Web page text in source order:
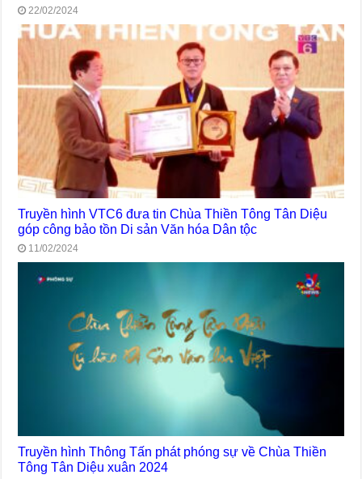
22/02/2024
Truyền hình VTC6 đưa tin Chùa Thiền Tông Tân Diệu
góp công bảo tồn Di sản Văn hóa Dân tộc
11/02/2024
Truyền hình Thông Tấn phát phóng sự về Chùa Thiền
Tông Tân Diệu xuân 2024